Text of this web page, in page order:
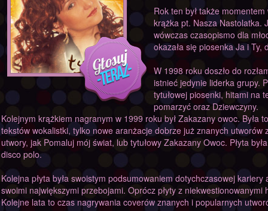
Rok ten był także
krążka pt. Nasza Nastolatka.
wówczas czasopismo dla
okazała się piosenka Ja i Ty,
W 1998 roku doszło do
istnieć jedynie liderka grupy.
tytułowej piosenki, hitami na
pomarzyć oraz Dziewczyny.
Kolejnym krążkiem nagranym w 1999 roku był Zakazany owoc. Była
tekstów wokalistki, tylko nowe aranżacje dobrze już znanych utworów
utwory, jak Pomaluj mój świat, lub tytułowy Zakazany Owoc. Płyta
disco polo.
Kolejna płyta była swoistym podsumowaniem dotychczasowej
swoimi największymi przebojami. Oprócz płyty z
Kolejne lata to czas nagrywania coverów znanych i popularnych